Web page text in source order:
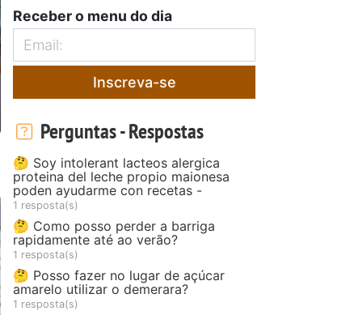
Receber o menu do dia
Inscreva-se
Perguntas - Respostas
🤔 Soy intolerant lacteos alergica
proteina del leche propio maionesa
poden ayudarme con recetas -
1 resposta(s)
🤔 Como posso perder a barriga
rapidamente até ao verão?
1 resposta(s)
🤔 Posso fazer no lugar de açúcar
amarelo utilizar o demerara?
1 resposta(s)